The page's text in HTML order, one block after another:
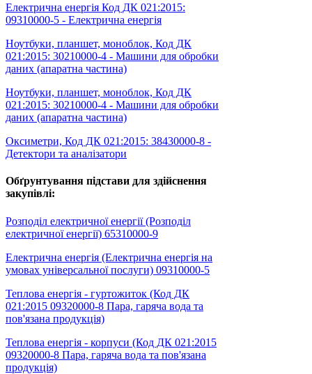
Електрична енергія Код ДК 021:2015:
09310000-5 - Електрична енергія
Ноутбуки, планшет, моноблок, Код ДК
021:2015: 30210000-4 - Машини для обробки
даних (апаратна частина)
Ноутбуки, планшет, моноблок, Код ДК
021:2015: 30210000-4 - Машини для обробки
даних (апаратна частина)
Оксиметри, Код ДК 021:2015: 38430000-8 -
Детектори та аналізатори
Обґрунтування підстави для здійснення
закупівлі:
Розподіл електричної енергії (Розподіл
електричної енергії) 65310000-9
Електрична енергія (Електрична енергія на
умовах універсальної послуги) 09310000-5
Теплова енергія - гуртожиток (Код ДК
021:2015 09320000-8 Пара, гаряча вода та
пов'язана продукція)
Теплова енергія - корпуси (Код ДК 021:2015
09320000-8 Пара, гаряча вода та пов'язана
продукція)